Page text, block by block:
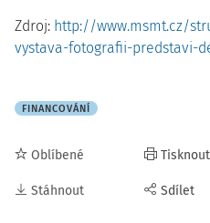
Zdroj: http://www.msmt.cz/
vystava-fotografii-predstavi-
FINANCOVÁNÍ
Oblíbené
Stáhnout
Tisknout
Sdílet